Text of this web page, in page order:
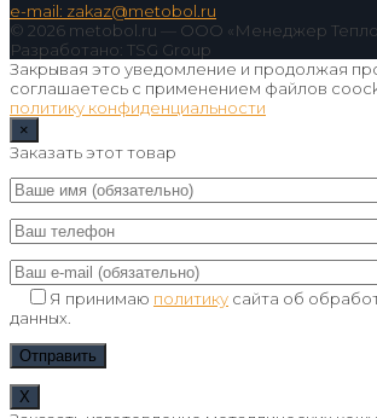
e-mail: zakaz@metobol.ru
© 2026 metobol.ru — ООО «Менеджер
Разработано: TSG Group
Закрывая это уведомление и продолжая
соглашаетесь с применением файлов
политику конфиденциальности
×
Заказать этот товар
Я принимаю политику сайта об
данных.
Х